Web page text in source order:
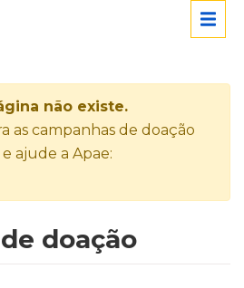
não existe.
as campanhas de doação
ajude a Apae:
doação